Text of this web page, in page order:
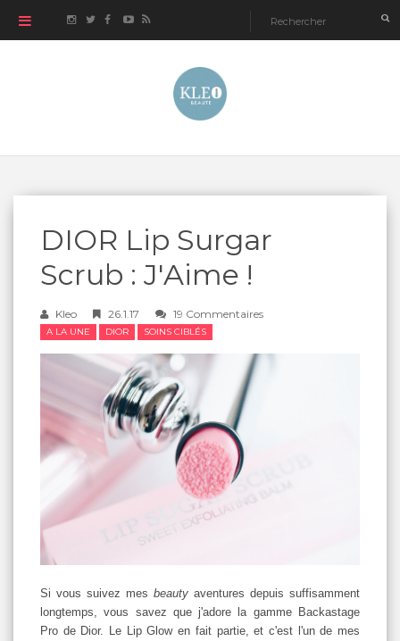
DIOR Lip Surgar
Scrub : J'Aime !
Kleo 26.1.17 19 Commentaires
A LA UNE DIOR SOINS CIBLÉS
Si vous suivez mes beauty aventures depuis suffisamment
longtemps, vous savez que j'adore la gamme Backastage
Pro de Dior. Le Lip Glow en fait partie, et c'est l'un de mes